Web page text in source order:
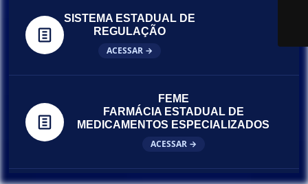
SISTEMA ESTADUAL DE
REGULAÇÃO
ACESSAR →
FEME
FARMÁCIA ESTADUAL DE
MEDICAMENTOS ESPECIALIZADOS
ACESSAR →